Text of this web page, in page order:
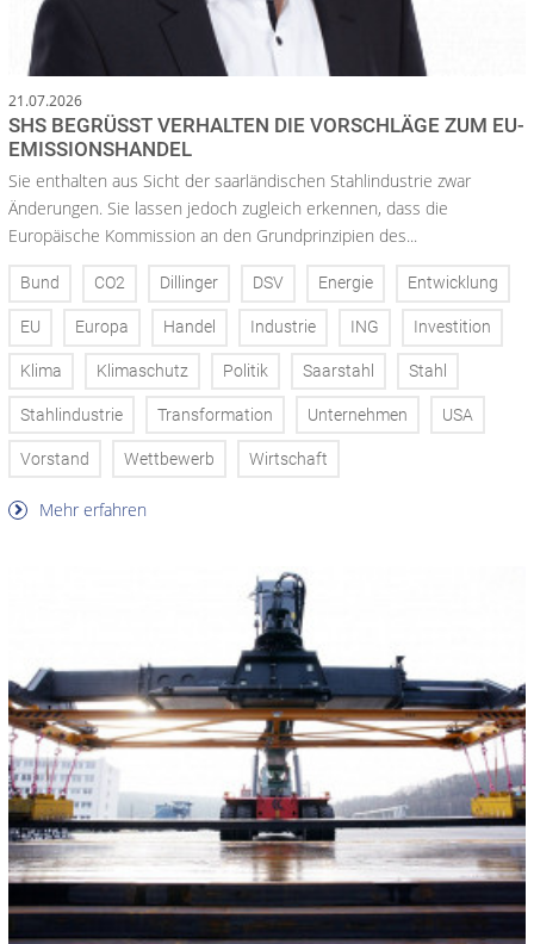
21.07.2026
SHS BEGRÜSST VERHALTEN DIE VORSCHLÄGE ZUM EU-E
MISSIONSHANDEL
Sie enthalten aus Sicht der saarländischen Stahlindustrie zwar
Änderungen. Sie lassen jedoch zugleich erkennen, dass die
Europäische Kommission an den Grundprinzipien des...
Bund CO2 Dillinger DSV Energie Entwicklung
EU Europa Handel Industrie ING Investition
Klima Klimaschutz Politik Saarstahl Stahl
Stahlindustrie Transformation Unternehmen USA
Vorstand Wettbewerb Wirtschaft
Mehr erfahren